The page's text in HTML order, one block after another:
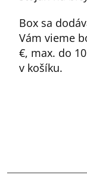
Box sa
Vám vieme
€, max. do
v košíku.